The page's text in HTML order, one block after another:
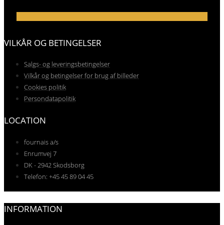
VILKÅR OG BETINGELSER
Salgs- og leveringsbetingelser
Vilkår og betingelser for brug af billeder
Cookies politik
Persondatapolitik
LOCATION
fournais a/s
Enrumvej 7
DK - 2942 Skodsborg
Telefon: +45 45 89 04 45
INFORMATION